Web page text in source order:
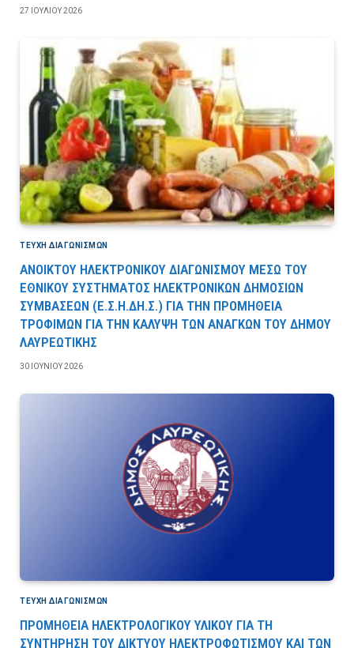
27 ΙΟΥΛΊΟΥ 2026
ΤΕΎΧΗ ΔΙΑΓΩΝΙΣΜΏΝ
ΑΝΟΙΚΤΟΥ ΗΛΕΚΤΡΟΝΙΚΟΥ ΔΙΑΓΩΝΙΣΜΟΥ ΜΕΣΩ ΤΟΥ
ΕΘΝΙΚΟΥ ΣΥΣΤΗΜΑΤΟΣ ΗΛΕΚΤΡΟΝΙΚΩΝ ΔΗΜΟΣΙΩΝ
ΣΥΜΒΑΣΕΩΝ (Ε.Σ.Η.ΔΗ.Σ.) ΓΙΑ ΤΗΝ ΠΡΟΜΗΘΕΙΑ
ΤΡΟΦΙΜΩΝ ΓΙΑ ΤΗΝ ΚΑΛΥΨΗ ΤΩΝ ΑΝΑΓΚΩΝ ΤΟΥ ΔΗΜΟΥ
ΛΑΥΡΕΩΤΙΚΗΣ
30 ΙΟΥΝΊΟΥ 2026
ΤΕΎΧΗ ΔΙΑΓΩΝΙΣΜΏΝ
ΠΡΟΜΗΘΕΙΑ ΗΛΕΚΤΡΟΛΟΓΙΚΟΥ ΥΛΙΚΟΥ ΓΙΑ ΤΗ
ΣΥΝΤΗΡΗΣΗ ΤΟΥ ΔΙΚΤΥΟΥ ΗΛΕΚΤΡΟΦΩΤΙΣΜΟΥ ΚΑΙ ΤΩΝ